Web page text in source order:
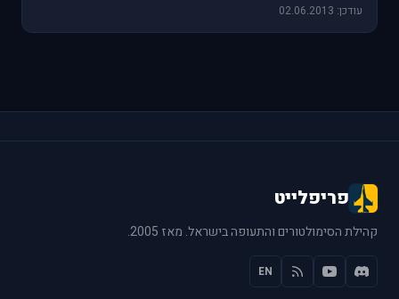
עודכן: 02.06.2013
פריפלייט
קהילת הסימולטורים והתעופה בישראל. מאז 2005.
EN